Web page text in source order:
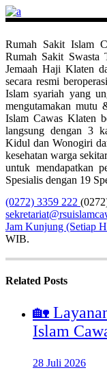
Rumah Sakit Islam
Rumah Sakit Swasta
Jemaah Haji Klaten
secara resmi
Islam syariah yang
mengutamakan mutu
Islam Cawas Klaten
langsung dengan 3
Kidul dan Wonogiri
kesehatan warga
untuk mendapatkan
Spesialis dengan 19
(0272) 3359 222
Jam Kunjung (Setiap
WIB.
Related Posts
🏡
Islam
28 Juli 2026